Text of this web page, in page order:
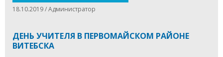
18.10.2019 / Администратор
ДЕНЬ УЧИТЕЛЯ В ПЕРВОМАЙСКОМ РАЙОНЕ
ВИТЕБСКА